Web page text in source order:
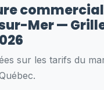
Mer —
sur les tarifs du